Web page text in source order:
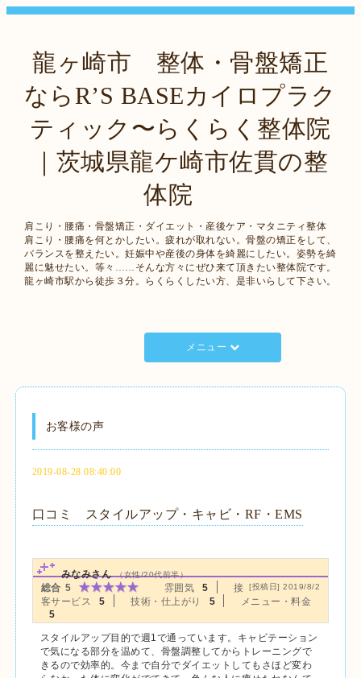
龍ヶ崎市 整体・骨盤矯正
ならR’S BASEカイロプラク
ティック〜らくらく整体院
｜茨城県龍ケ崎市佐貫の整
体院
肩こり・腰痛・骨盤矯正・ダイエット・産後ケア・マタニティ整体
肩こり・腰痛を何とかしたい。疲れが取れない。骨盤の矯正をして、
バランスを整えたい。妊娠中や産後の身体を綺麗にしたい。姿勢を綺
麗に魅せたい。等々……そんな方々にぜひ来て頂きたい整体院です。
龍ヶ崎市駅から徒歩３分。らくらくしたい方、是非いらして下さい。
メニュー
お客様の声
2019-08-28 08:40:00
口コミ スタイルアップ・キャビ・RF・EMS
みなみさん （女性/20代前半）
[投稿日] 2019/8/2
総合 5 雰囲気 5
接
客サービス
5 技術・仕上がり 5
メニュー・料金
5
スタイルアップ目的で週1で通っています。キャビテーション
で気になる部分を温めて、骨盤調整してからトレーニングで
きるので効率的。今まで自分でダイエットしてもさほど変わ